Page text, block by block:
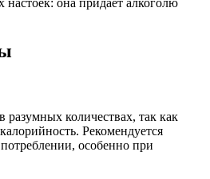
разумных количествах, так как
Рекомендуется
особенно при